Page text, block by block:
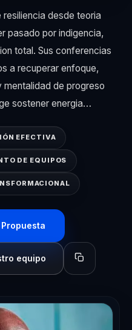
resiliencia desde teoria
pasado por indigencia,
total. Sus conferencias
a recuperar enfoque,
mentalidad de progreso
sostener energia…
EFECTIVA
DE EQUIPOS
equipo Copiar perfil